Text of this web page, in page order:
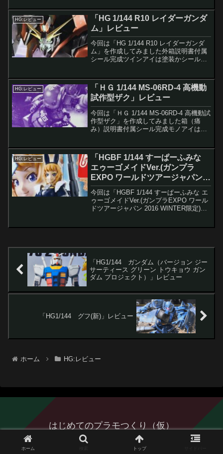
してポージング付属品ビームサーベル・
ラジエー...
HG:レビュー
「HG 1/144 R10 レイダーガンダ
ム」レビュー
今回は「HG 1/144 R10 レイダーガンダ
ム」を作成してみました外箱説明書付属
シール完成ツインアイは塗装かシールで
属品とギミックの確認付属品2連装52mm
超高初速...
HG:レビュー
「ＨＧ 1/144 MS-06RD-4 高機動
試作型ザク」レビュー
今回は「ＨＧ 1/144 MS-06RD-4 高機動試
作型ザク」を作成してみました箱（痛
み）説明書付属シール完成モノアイはい
ポージング付属品ザクマシンガンの違い
（上...
HG:レビュー
「HGBF 1/144 すーぱーふみな
エゥーゴメイドVer.(ガンプラ
EXPO ワールドツアージャパン
2016 WINTER限定)」レビュー
今回は「HGBF 1/144 すーぱーふみな エ
ゥーゴメイドVer.(ガンプラEXPO ワール
ドツアージャパン 2016 WINTER限定)」
「HG1/144 ガンダム（バージョン ジー
サーティース グリーン トウキョウ ガン
ダム プロジェクト）」レビュー
「HG1/144 グフ(新)」レビュー
ホーム HG:レビュー
はじめてのプラモつくり（仮）
© 2023 はじめてのプラモつくり（仮）.
ホーム トップ